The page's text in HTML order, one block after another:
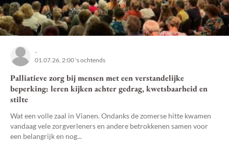
-
01.07.26, 2:00 's ochtends
Palliatieve zorg bij mensen met een verstandelijke
beperking: leren kijken achter gedrag, kwetsbaarheid en
stilte
Wat een volle zaal in Vianen. Ondanks de zomerse hitte kwamen
vandaag vele zorgverleners en andere betrokkenen samen voor
een belangrijk en nog...